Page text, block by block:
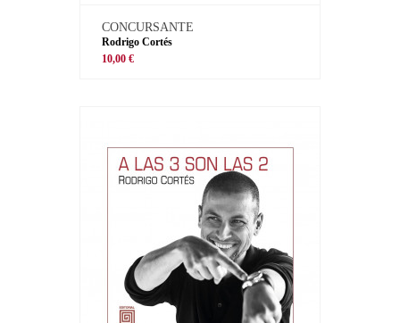
CONCURSANTE
Rodrigo Cortés
10,00 €